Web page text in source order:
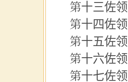
第十三佐
第十四佐
第十五佐
第十六佐领
第十七佐